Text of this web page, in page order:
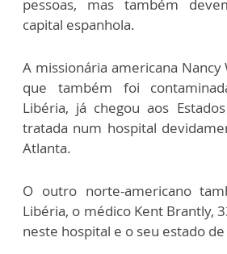
pessoas, mas também
capital espanhola.
A missionária americana Nancy
que também foi
Libéria, já chegou aos
tratada num hospital
Atlanta.
O outro norte-americano
Libéria, o médico Kent Brantly,
neste hospital e o seu estado